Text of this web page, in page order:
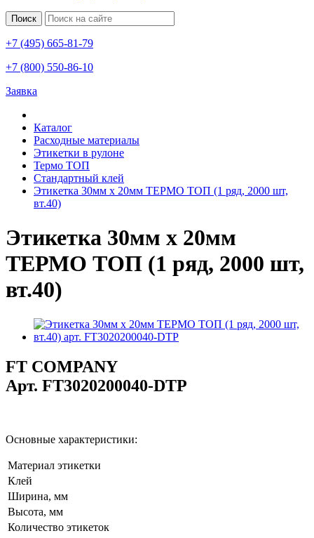
Поиск
+7 (495) 665-81-79
+7 (800) 550-86-10
Заявка
Каталог
Расходные материалы
Этикетки в рулоне
Термо ТОП
Стандартный клей
Этикетка 30мм х 20мм ТЕРМО ТОП (1 ряд, 2000 шт,
вт.40)
Этикетка 30мм х 20мм
ТЕРМО ТОП (1 ряд, 2000 шт,
вт.40)
FT COMPANY
Арт. FT3020200040-DTP
Основные характеристики:
Материал этикетки
Клей
Ширина, мм
Высота, мм
Количество этикеток